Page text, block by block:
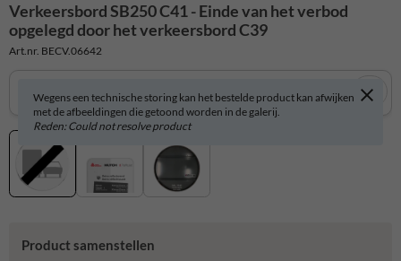
Verkeersbord SB250 C41 - Einde van het verbod
opgelegd door het verkeersbord C39
Art.nr. BECV.06642
Wegens een technische storing kan het bestelde product kan afwijken
met de afbeeldingen die getoond worden in de galerij.
Reden: Could not resolve product
Product samenstellen